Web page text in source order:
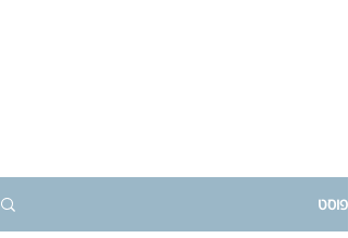
פוסט